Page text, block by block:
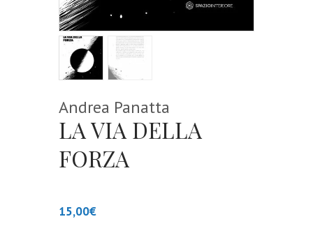
Andrea Panatta
LA VIA DELLA
FORZA
15,00€